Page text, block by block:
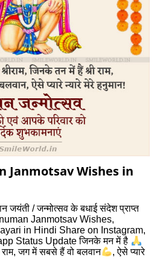
Janmotsav Wishes in
जयंती / जन्‍मोत्‍सव के बधाई संदेश प्राप्‍त
Janmotsav Wishes,
in Hindi Share on Instagram,
Status Update जिनके मन में है
जग में सबसे हैं वो बलवान
, ऐसे प्यारे